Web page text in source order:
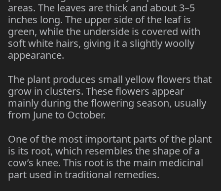
areas. The leaves are thick and about 3–5
inches long. The upper side of the leaf is
green, while the underside is covered with
soft white hairs, giving it a slightly woolly
appearance.
The plant produces small yellow flowers that
grow in clusters. These flowers appear
mainly during the flowering season, usually
from June to October.
One of the most important parts of the plant
is its root, which resembles the shape of a
cow’s knee. This root is the main medicinal
part used in traditional remedies.